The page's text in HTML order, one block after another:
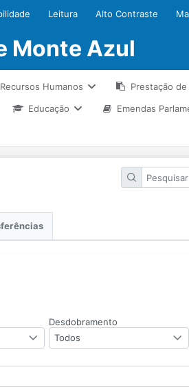
Leitura Alto Contraste
Monte Azul
Recursos Humanos Prestação
Educação Emendas
Desdobramento
Todos